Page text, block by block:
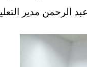
الرحمن مدير